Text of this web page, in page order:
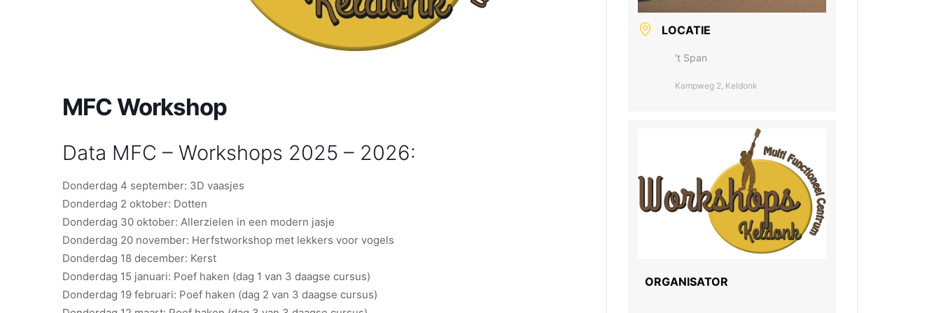
MFC Workshop
Data MFC – Workshops 2025 – 2026:
Donderdag 4 september: 3D vaasjes
Donderdag 2 oktober: Dotten
Donderdag 30 oktober: Allerzielen in een modern jasje
Donderdag 20 november: Herfstworkshop met lekkers voor vogels
Donderdag 18 december: Kerst
Donderdag 15 januari: Poef haken (dag 1 van 3 daagse cursus)
Donderdag 19 februari: Poef haken (dag 2 van 3 daagse cursus)
LOCATIE
't Span
Kampweg 2, Keldonk
ORGANISATOR